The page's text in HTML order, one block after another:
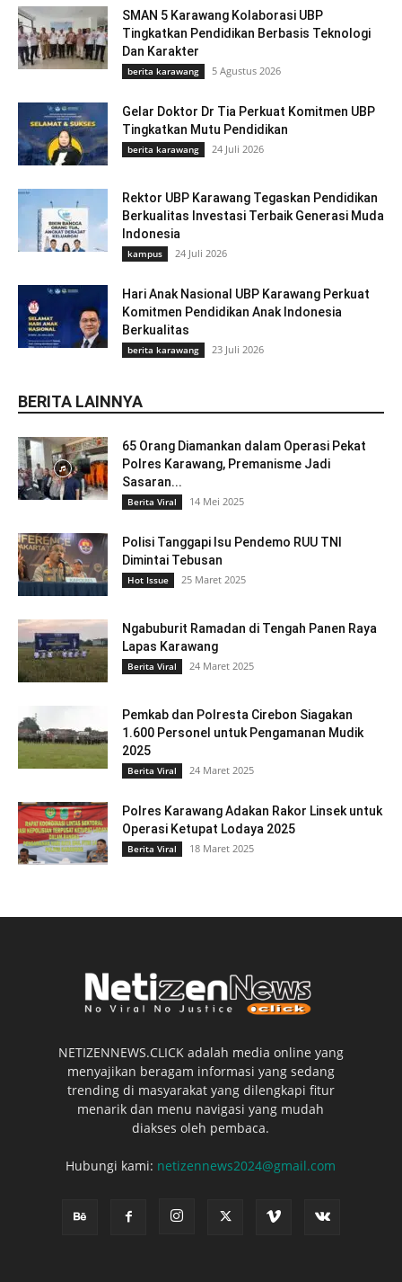
SMAN 5 Karawang Kolaborasi UBP
Tingkatkan Pendidikan Berbasis Teknologi
Dan Karakter
berita karawang 5 Agustus 2026
Gelar Doktor Dr Tia Perkuat Komitmen UBP
Tingkatkan Mutu Pendidikan
berita karawang 24 Juli 2026
Rektor UBP Karawang Tegaskan Pendidikan
Berkualitas Investasi Terbaik Generasi Muda
Indonesia
kampus 24 Juli 2026
Hari Anak Nasional UBP Karawang Perkuat
Komitmen Pendidikan Anak Indonesia
Berkualitas
berita karawang 23 Juli 2026
BERITA LAINNYA
65 Orang Diamankan dalam Operasi Pekat
Polres Karawang, Premanisme Jadi
Sasaran...
Berita Viral 14 Mei 2025
Polisi Tanggapi Isu Pendemo RUU TNI
Dimintai Tebusan
Hot Issue 25 Maret 2025
Ngabuburit Ramadan di Tengah Panen Raya
Lapas Karawang
Berita Viral 24 Maret 2025
Pemkab dan Polresta Cirebon Siagakan
1.600 Personel untuk Pengamanan Mudik
2025
Berita Viral 24 Maret 2025
Polres Karawang Adakan Rakor Linsek untuk
Operasi Ketupat Lodaya 2025
Berita Viral 18 Maret 2025
NETIZENNEWS.CLICK adalah media online yang
menyajikan beragam informasi yang sedang
trending di masyarakat yang dilengkapi fitur
menarik dan menu navigasi yang mudah
diakses oleh pembaca.
Hubungi kami: netizennews2024@gmail.com